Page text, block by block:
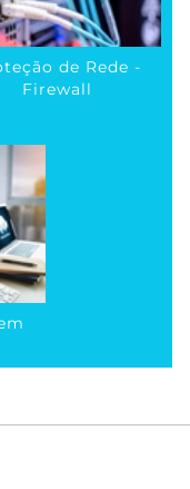
de Rede -
Firewall